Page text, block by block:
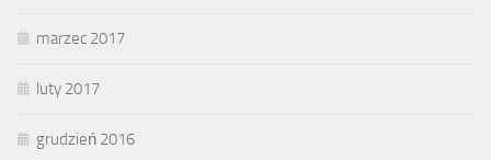
marzec 2017
luty 2017
grudzień 2016